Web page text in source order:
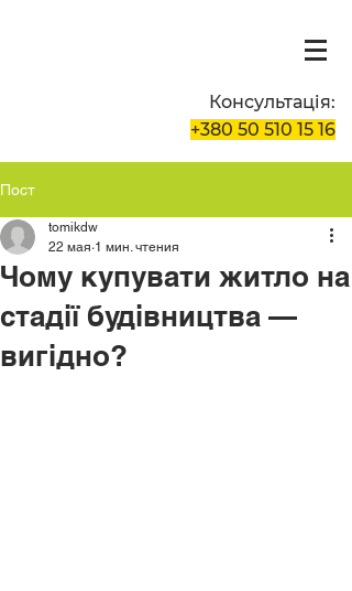
Консультація:
+380 50 510 15 16
Пост
Чому купувати житло на
стадії будівництва —
вигідно?
tomikdw
22 мая 1 мин. чтения